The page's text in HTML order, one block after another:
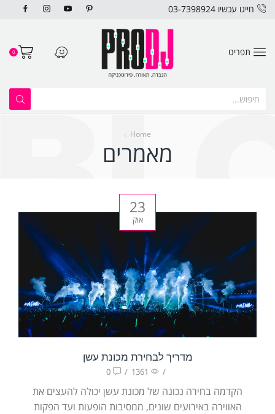
חייגו עכשיו 03-7398924
תפריט 0
Home
מאמרים
23
אוק
מדריך לבחירת מכונת עשן
/
1361
/
0
הקדמה בחירה נכונה של מכונת עשן יכולה להעצים את
האווירה באירועים שונים, ממסיבות הופעות ועד הפקות